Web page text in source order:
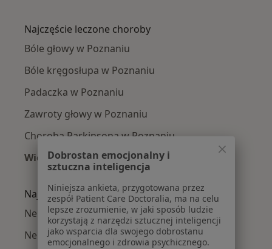
Najczęście leczone choroby
Bóle głowy w Poznaniu
Bóle kręgosłupa w Poznaniu
Padaczka w Poznaniu
Zawroty głowy w Poznaniu
Choroba Parkinsona w Poznaniu
Więcej (15)
Więcej w kategorii: Najczęście leczone
Najpopularniejsze ubezpieczenia
Neurolodzy z Allianz w Poznaniu
Neurolodzy z PZU Zdrowie w Poznaniu
Dobrostan emocjonalny i
sztuczna inteligencja
Niniejsza ankieta, przygotowana przez
zespół Patient Care Doctoralia, ma na celu
lepsze zrozumienie, w jaki sposób ludzie
korzystają z narzędzi sztucznej inteligencji
jako wsparcia dla swojego dobrostanu
emocjonalnego i zdrowia psychicznego.